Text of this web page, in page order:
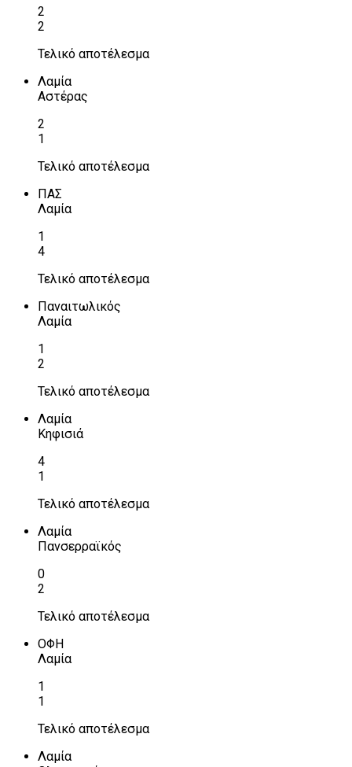
2
2
Τελικό αποτέλεσμα
Λαμία
Αστέρας
2
1
Τελικό αποτέλεσμα
ΠΑΣ
Λαμία
1
4
Τελικό αποτέλεσμα
Παναιτωλικός
Λαμία
1
2
Τελικό αποτέλεσμα
Λαμία
Κηφισιά
4
1
Τελικό αποτέλεσμα
Λαμία
Πανσερραϊκός
0
2
Τελικό αποτέλεσμα
ΟΦΗ
Λαμία
1
1
Τελικό αποτέλεσμα
Λαμία